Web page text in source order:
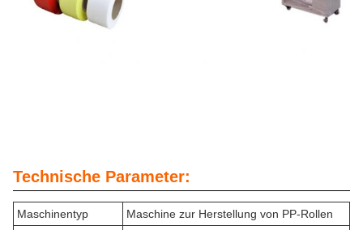
Technische Parameter:
Maschinentyp
Maschine zur Herstellung von PP-Rollen